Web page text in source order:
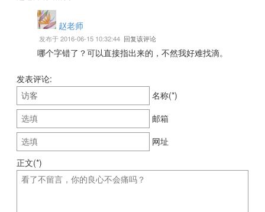
赵老师
发布于 2016-06-15 10:32:44 回复该评论
哪个字错了？可以直接指出来的，不然我好难找滴。
发表评论:
名称(*)
邮箱
网址
正文(*)